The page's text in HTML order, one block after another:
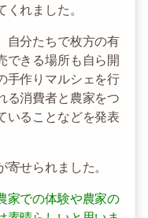
れました。
自分たちで枚方の有
できる場所も自ら開
手作りマルシェを行
る消費者と農家をつ
いることなどを発表
せられました。
家での体験や農家の